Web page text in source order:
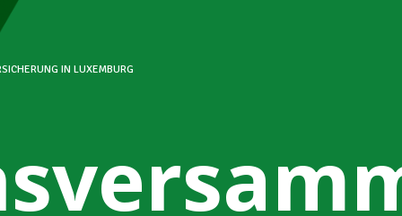
IN LUXEMBURG